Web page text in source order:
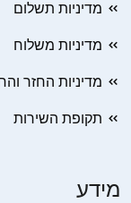
מדיניות תשלום
מדיניות משלוח
מדיניות החזר
תקופת השירות
מידע